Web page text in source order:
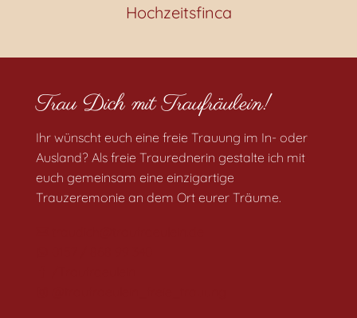
Hochzeitsfinca
Trau Dich mit Traufräulein!
Ihr wünscht euch eine freie Trauung im In- oder
Ausland? Als freie Traurednerin gestalte ich mit
euch gemeinsam eine einzigartige
Trauzeremonie an dem Ort eurer Träume.